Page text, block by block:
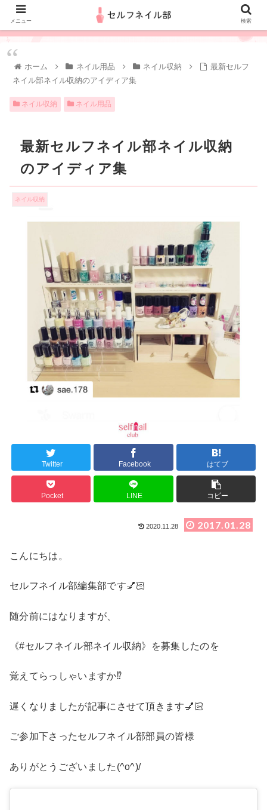
ホーム ネイル用品 ネイル収納
最新セルフ
ネイル部ネイル収納のアイディア集
ネイル収納 ネイル用品
最新セルフネイル部ネイル収納
のアイディア集
ネイル収納
Twitter Facebook はてブ
Pocket LINE コピー
2020.11.28 2017.01.28
こんにちは。
セルフネイル部編集部です💅🏻
随分前にはなりますが、
《#セルフネイル部ネイル収納》を募集したのを
覚えてらっしゃいますか⁉️
遅くなりましたが記事にさせて頂きます💅🏻
ご参加下さったセルフネイル部部員の皆様
ありがとうございました(^o^)/
メニュー 検索